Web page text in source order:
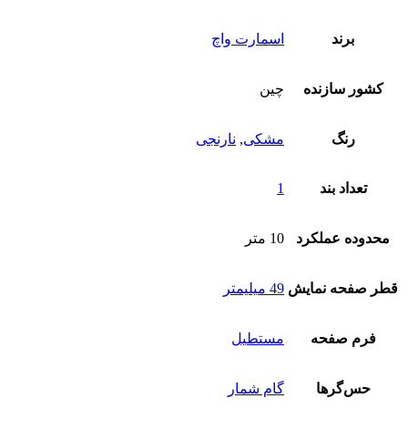
برند اسمارت واچ
کشور سازنده چین
رنگ مشکی, نارنجی
تعداد بند
محدوده عملکرد 10 متر
صفحه نمایش 49 میلیمتر
فرم صفحه مستطیل
حس‌گرها گام شمار